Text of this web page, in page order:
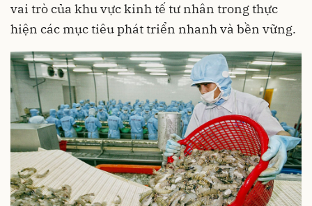
vai trò của khu vực kinh tế tư nhân trong thực
hiện các mục tiêu phát triển nhanh và bền vững.